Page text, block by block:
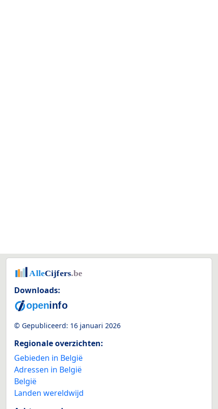
Downloads:
© Gepubliceerd: 16 januari 2026
Regionale overzichten:
Gebieden in België
Adressen in België
België
Landen wereldwijd